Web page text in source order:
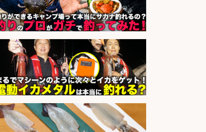
会社名
UTエージェント株式会社 関西第
二CU
sponsored by 求人ボックス
日払いOKで即日収入/製造スタッフ/
「堺市堺区」入社祝金10万円/堺市
堺区の工場で自転車部品や釣り具の
組立/日払いOK・未経験歓迎&土日
祝休みで年間休日126日/大阪府
会社名
パーソルファクトリーパートナ
ーズ株式会社